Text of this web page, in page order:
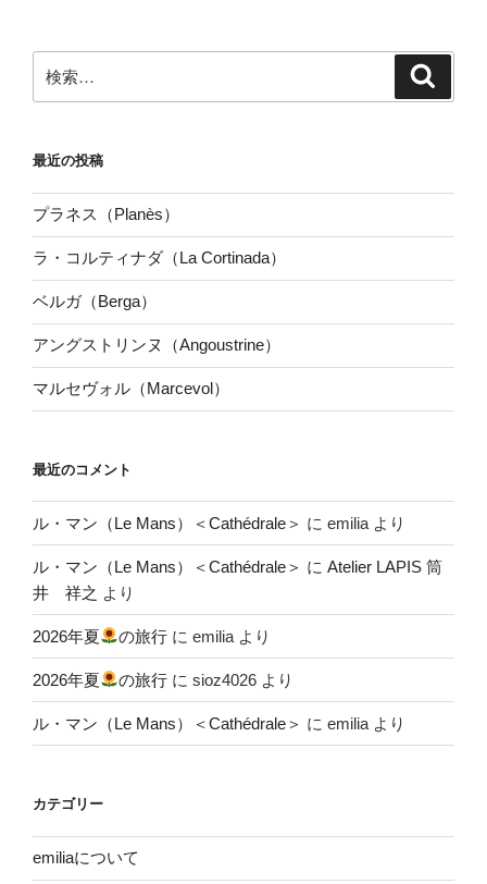
索:
最近の投稿
プラネス（Planès）
ラ・コルティナダ（La Cortinada）
ベルガ（Berga）
アングストリンヌ（Angoustrine）
マルセヴォル（Marcevol）
最近のコメント
ル・マン（Le Mans）＜Cathédrale＞ に emilia より
ル・マン（Le Mans）＜Cathédrale＞ に Atelier LAPIS 筒
井 祥之 より
2026年夏 の旅行 にemilia より
2026年夏 の旅行 にsioz4026 より
ル・マン（Le Mans）＜Cathédrale＞ に emilia より
カテゴリー
emiliaについて